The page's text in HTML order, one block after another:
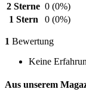
2 Sterne 0 (0%)
1 Stern
0 (0%)
1 Bewertung
Keine
Aus unserem